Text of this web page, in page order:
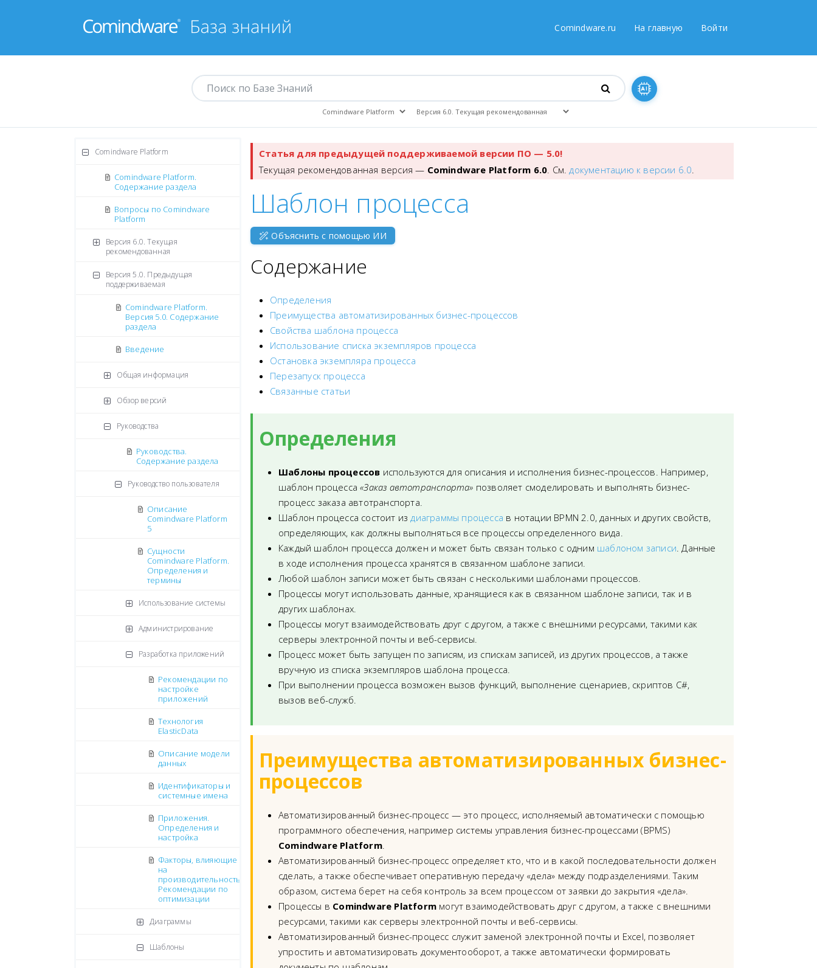
Comindware.ru На главную Войти
Comindware Platform
Comindware Platform.
Содержание раздела
Вопросы по Comindware
Platform
Версия 6.0. Текущая
рекомендованная
Версия 5.0. Предыдущая
поддерживаемая
Comindware Platform.
Версия 5.0. Содержание
раздела
Введение
Общая информация
Обзор версий
Руководства
Руководства.
Содержание раздела
Руководство пользователя
Описание
Comindware Platform
5
Сущности
Comindware Platform.
Определения и
термины
Использование системы
Администрирование
Разработка приложений
Рекомендации по
настройке
приложений
Технология
ElasticData
Описание модели
данных
Идентификаторы и
системные имена
Приложения.
Определения и
настройка
Факторы, влияющие
на
производительность.
Рекомендации по
оптимизации
Диаграммы
Шаблоны
Статья для предыдущей поддерживаемой версии ПО — 5.0!
Текущая рекомендованная версия — Comindware Platform 6.0. См.документацию к версии 6.0.
Шаблон процесса
Объяснить с помощью ИИ
Содержание
Определения
Преимущества автоматизированных бизнес-процессов
Свойства шаблона процесса
Использование списка экземпляров процесса
Остановка экземпляра процесса
Перезапуск процесса
Связанные статьи
Определения
Шаблоны процессов используются для описания и исполнения бизнес-процессов. Например,
шаблон процесса«Заказ автотранспорта» позволяет смоделировать и выполнять бизнес-
процесс заказа автотранспорта.
Шаблон процесса состоит издиаграммы процесса в нотации BPMN 2.0, данных и других свойств,
определяющих, как должны выполняться все процессы определенного вида.
Каждый шаблон процесса должен и может быть связан только с одним шаблоном записи. Данные
в ходе исполнения процесса хранятся в связанном шаблоне записи.
Любой шаблон записи может быть связан с несколькими шаблонами процессов.
Процессы могут использовать данные, хранящиеся как в связанном шаблоне записи, так и в
других шаблонах.
Процессы могут взаимодействовать друг с другом, а также с внешними ресурсами, такими как
серверы электронной почты и веб-сервисы.
Процесс может быть запущен по записям, из спискам записей, из других процессов, а также
вручную из списка экземпляров шаблона процесса.
При выполнении процесса возможен вызов функций, выполнение сценариев, скриптов C#,
вызов веб-служб.
Преимущества автоматизированных бизнес-
процессов
Автоматизированный бизнес-процесс — это процесс, исполняемый автоматически с помощью
программного обеспечения, например системы управления бизнес-процессами (BPMS)
Comindware Platform.
Автоматизированный бизнес-процесс определяет кто, что и в какой последовательности должен
сделать, а также обеспечивает оперативную передачу «дела» между подразделениями. Таким
образом, система берет на себя контроль за всем процессом от заявки до закрытия «дела».
Процессы в Comindware Platform могут взаимодействовать друг с другом, а также с внешними
ресурсами, такими как серверы электронной почты и веб-сервисы.
Автоматизированный бизнес-процесс служит заменой электронной почты и Excel, позволяет
упростить и автоматизировать документооборот, а также автоматически формировать